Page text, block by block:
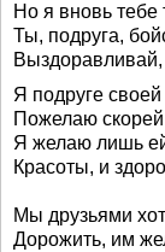
Но я вновь тебе
Ты, подруга,
Я подруге своей
Пожелаю
Я желаю лишь
Красоты, и
Мы друзьями
Дорожить, им